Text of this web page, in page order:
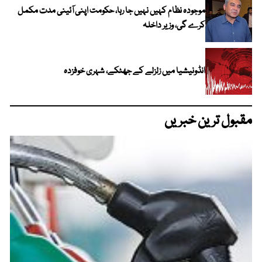
موجودہ نظام کہیں نہیں جا رہا، حکومت اپنی آئینی مدت مکمل
کرے گی، وزیر داخلہ
انڈونیشیا میں زلزلے کے جھٹکے، شہری خوفزدہ
مقبول ترین خبریں